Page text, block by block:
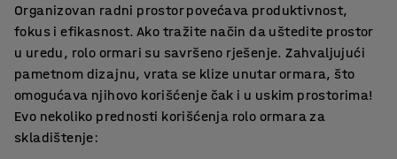
Organizovan radni prostor povećava produktivnost,
fokus i efikasnost. Ako tražite način da uštedite prostor
u uredu, rolo ormari su savršeno rješenje. Zahvaljujući
pametnom dizajnu, vrata se klize unutar ormara, što
omogućava njihovo korišćenje čak i u uskim prostorima!
Evo nekoliko prednosti korišćenja rolo ormara za
skladištenje: